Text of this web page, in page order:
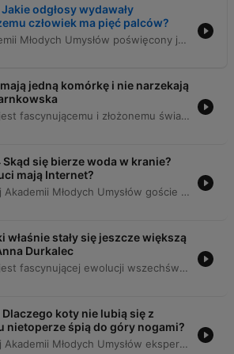
odgłosy wydawały
człowiek ma pięć palców?
Odcinek Letniej Akademii Młodych Umysłów poświęcony jest zagadnieniom ewolucji, dinozaurów oraz budowy ciała człowieka. Eksperci wyjaśniają procesy powstawania życia, mechanizmy adaptacji organizmów oraz fascynujące aspekty biologiczne, takie jak pochodzenie ptaków czy liczba palców u kręgowców. Rozmowa obejmuje także szeroki zakres tematów ewolucyjnych, od mechanizmów redukcji palców u zwierząt i pochodzenia kończyn, przez adaptacje ludzkiego ciała do ciepłego klimatu, aż po różnice w budowie rekinów i delfinów. Eksperci omawiają również możliwości i ograniczenia inżynierii genetycznej w kontekście tworzenia nowych cech oraz wpływ cywilizacji na ewolucję człowieka.
jedną komórkę i nie narzekają
Odcinek poświęcony jest fascynującemu i złożonemu światu protistów, analizując ich różnorodność – od pasożytniczych ameb wpływających na zachowanie gospodarzy, po organizmy modelowe o niezwykłych zdolnościach adaptacyjnych. Rozmówcy omawiają ewolucję systematyki biologicznej, która odchodzi od tradycyjnych królestw na rzecz supergrup, oraz znaczenie procesów takich jak endosymbioza i kleptoplastia w kształtowaniu eukariotów. Podczas rozmowy poruszane są kwestie nowoczesnej genomiki, która podważa przekonanie o prostocie organizmów jednokomórkowych. Eksperci przybliżają mechanizmy życia mikroorganizmów, rolę fitoplanktonu w ekosystemach oraz wyzwania związane z badaniem i hodowlą tych niezwykłych istot w warunkach laboratoryjnych.
Skąd się bierze woda w kranie?
mają Internet?
W tym odcinku Letniej Akademii Młodych Umysłów goście odpowiadają na pytania dzieci dotyczące technologii, kosmosu i historii. Rozmowy obejmują tematy takie jak budowa cyberprzestrzeni, komunikacja z Marsa oraz ewolucyjny wpływ gotowania na organizm człowieka. Eksperci poruszają również kwestie ekologiczne i technologiczne, wyjaśniając procesy uzdatniania wody w poznańskim Akwanecie oraz złożoność produkcji plastiku. Dyskusja obejmuje także wyzwania związane z recyklingiem, rolę tworzyw sztucznych w medycynie oraz znaczenie opakowań wielorazowych dla ochrony środowiska.
właśnie stały się jeszcze większą
Durkalec
Odcinek poświęcony jest fascynującej ewolucji wszechświata, od gęstej plazmy po złożone struktury galaktyczne. Rozmówcy analizują różnorodność galaktyk, procesy ich zderzeń oraz rolę ciemnej materii i energii w kształtowaniu kosmosu, przyglądając się jednocześnie strukturze Drogi Mlecznej. Program omawia przełomowe znaczenie nowoczesnych technologii, takich jak teleskop Jamesa Webba, który dostarcza danych podważających dotychczasowe modele kosmologiczne. Eksperci poruszają tematy odkryć Edwina Hubble'a, zagadki „małych czerwonych kropek” oraz nadchodzących rewolucji w astronomii dzięki nowym obserwatoriom.
koty nie lubią się z
nietoperze śpią do góry nogami?
W tym odcinku Letniej Akademii Młodych Umysłów eksperci odpowiadają na fascynujące pytania dotyczące świata zwierząt. Rozważamy mechanizmy zachowań domowych pupili, takie jak wycie psów czy relacje między kotami a psami, oraz badamy biologiczne zależności między wielkością organizmu a długością życia. Program przybliża również tajemnice innych gatunków – od mechanizmu widzenia u kotów i ochrony jeży, przez funkcjonowanie nietoperzy i ryb, aż po inteligencję delfinów. Na koniec dr Mikołaj Kaczmarski analizuje biologiczną możliwość istnienia smoków, rozważając ograniczenia fizyczne latających stworzeń oraz kulturowe postrzeganie tych legendarnych istot.